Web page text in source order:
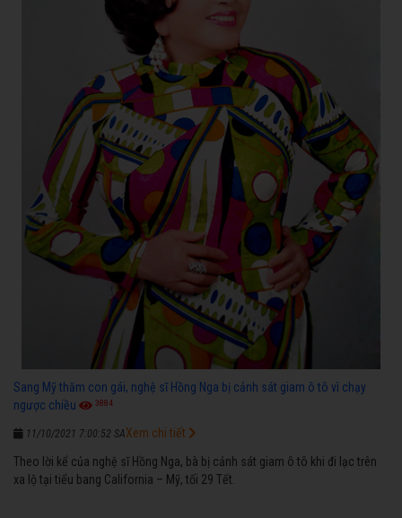
Sang Mỹ thăm con gái, nghệ sĩ Hồng Nga bị cảnh sát giam ô tô vì chạy
ngược chiều
3884
11/10/2021 7:00:52 SA
Theo lời kể của nghệ sĩ Hồng Nga, bà bị cảnh sát giam ô tô khi đi lạc trên
xa lộ tại tiểu bang California – Mỹ, tối 29 Tết.
Xem chi tiết